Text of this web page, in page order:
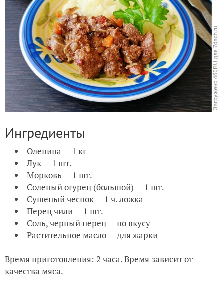
Ингредиенты
Оленина — 1 кг
Лук — 1 шт.
Морковь — 1 шт.
Соленый огурец (большой) — 1 шт.
Сушеный чеснок — 1 ч. ложка
Перец чили — 1 шт.
Соль, черный перец — по вкусу
Растительное масло — для жарки
Время приготовления: 2 часа. Время зависит от
качества мяса.